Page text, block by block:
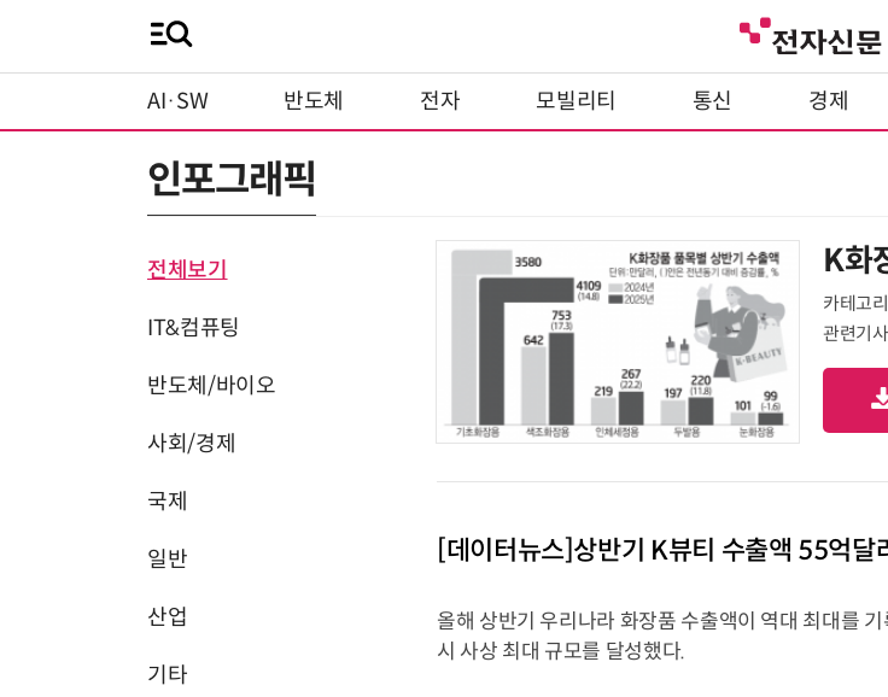
AI·SW 반도체 전자 모빌리티 통신 경제
인포그래픽
전체보기
IT&컴퓨팅
반도체/바이오
사회/경제
국제
일반
산업
기타
K화
카테고
관련기
[데이터뉴스]상반기 K뷰티 수출액 55억
올해 상반기 우리나라 화장품 수출액이 역대 최대를
시 사상 최대 규모를 달성했다.